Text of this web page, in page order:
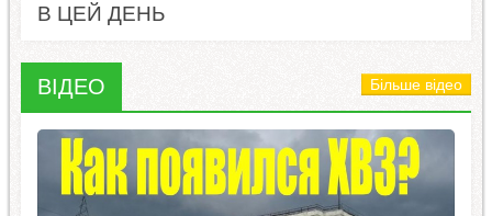
В ЦЕЙ ДЕНЬ
ВІДЕО Більше відео